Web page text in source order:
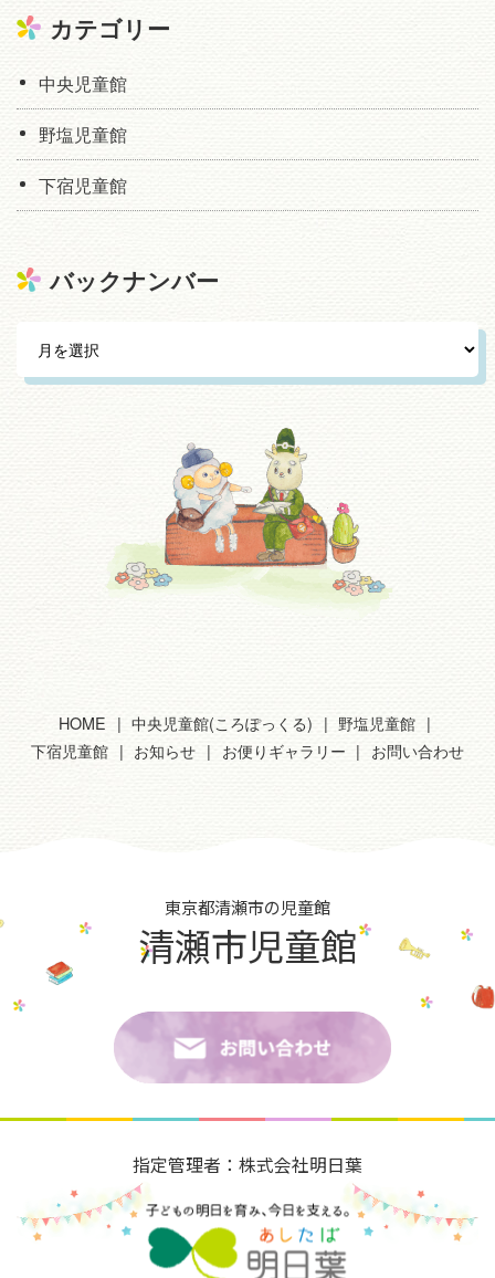
カテゴリー
中央児童館
野塩児童館
下宿児童館
バックナンバー
HOME 中央児童館(ころぽっくる)
野塩児童館
下宿児童館
お知らせ お便りギャラリー お問い合わせ
東京都清瀬市の児童館
清瀬市児童館
指定管理者：株式会社明日葉